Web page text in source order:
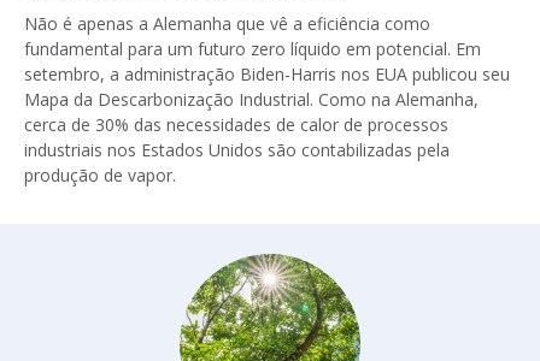
Não é apenas a Alemanha que vê a eficiência como
fundamental para um futuro zero líquido em potencial. Em
setembro, a administração Biden-Harris nos EUA publicou seu
Mapa da Descarbonização Industrial. Como na Alemanha,
cerca de 30% das necessidades de calor de processos
industriais nos Estados Unidos são contabilizadas pela
produção de vapor.